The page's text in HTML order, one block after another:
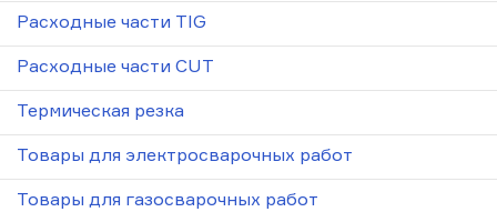
Расходные части TIG
Расходные части CUT
Термическая резка
Товары для электросварочных работ
Товары для газосварочных работ